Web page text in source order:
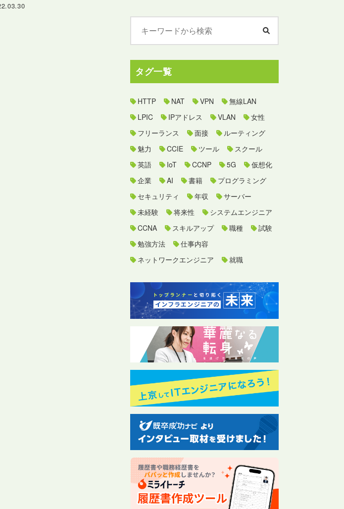
タグ一覧
HTTP NAT VPN
無線LAN
LPIC
IPアドレス VLAN
女性
フリーランス
面接
ルーティング
魅力
CCIE ツール
スクール
英語
IoT CCNP 5G
仮想化
企業
AI 書籍
プログラミング
セキュリティ
年収
サーバー
未経験
将来性
システムエンジニア
CCNA
スキルアップ 職種
試験
勉強方法
仕事内容
ネットワークエンジニア
就職